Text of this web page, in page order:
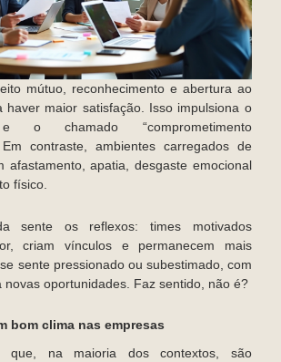
mútuo, reconhecimento e abertura ao
haver maior satisfação. Isso impulsiona o
e o chamado “comprometimento
Em contraste, ambientes carregados de
afastamento, apatia, desgaste emocional
físico.
sente os reflexos: times motivados
criam vínculos e permanecem mais
sente pressionado ou subestimado, com
novas oportunidades. Faz sentido, não é?
bom clima nas empresas
que, na maioria dos contextos, são